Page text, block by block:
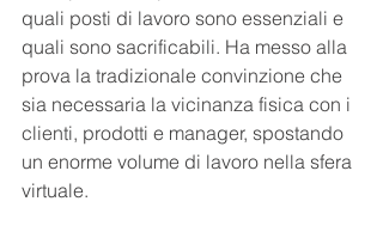
quali posti di lavoro sono essenziali e
quali sono sacrificabili. Ha messo alla
prova la tradizionale convinzione che
sia necessaria la vicinanza fisica con i
clienti, prodotti e manager, spostando
un enorme volume di lavoro nella sfera
virtuale.